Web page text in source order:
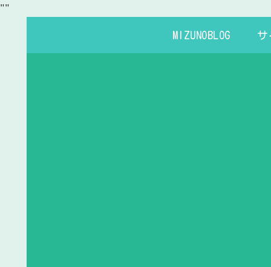
""
MIZUNOBLOG サ